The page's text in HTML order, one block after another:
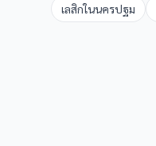
เลสิกในนครปฐม